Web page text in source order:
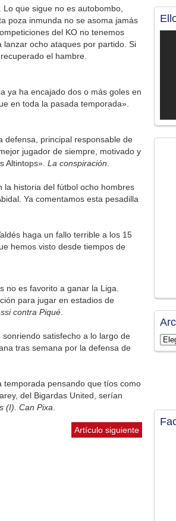
que sigue no es autobombo,
poza inmunda no se asoma jamás
del KO no tenemos
ocho ataques por partido. Si
el hambre.
ya ha encajado dos o más goles en
en toda la pasada temporada».
principal responsable de
jugador de siempre, motivado y
Altintops». La conspiración
la historia del fútbol ocho hombres
Ya comentamos esta pesadilla
haga un fallo terrible a los 15
hemos visto desde tiempos de
no es favorito a ganar la Liga.
para jugar en estadios de
contra Piqué
satisfecho a lo largo de
tras semana por la defensa de
pensando que tíos como
del Bigardas United, serían
(I). Can Pixa
Artículo siguiente